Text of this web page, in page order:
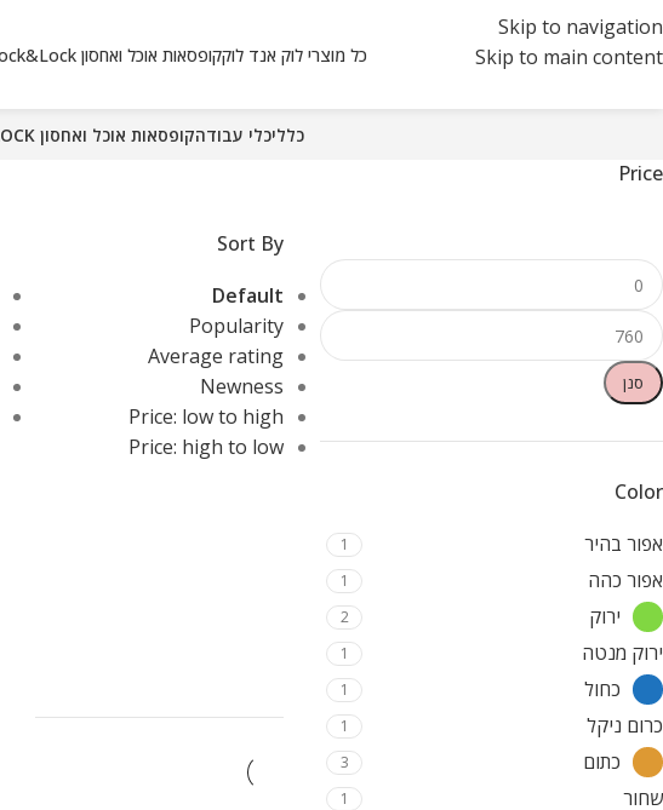
Skip to navigation
Skip to main content
כל מוצרי לוק אנד לוקקופסאות אוכל ואחסון Lock&Lock
כלליכלי עבודהקופסאות אוכל ואחסון LOCK&LOCK
Price
סנן
Color
אפור בהיר
1
אפור כהה 1
ירוק 2
ירוק מנטה 1
כחול 1
כרום ניקל 1
כתום 3
שחור 1
Sort By
Default
Popularity
Average rating
Newness
Price: low to high
Price: high to low